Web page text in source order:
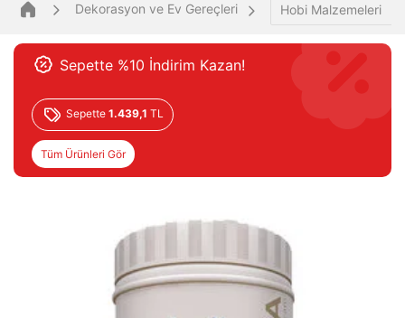
Dekorasyon ve Ev Gereçleri Hobi Malzemeleri
Sepette %10 İndirim Kazan!
Sepette 1.439,1 TL
Tüm Ürünleri Gör